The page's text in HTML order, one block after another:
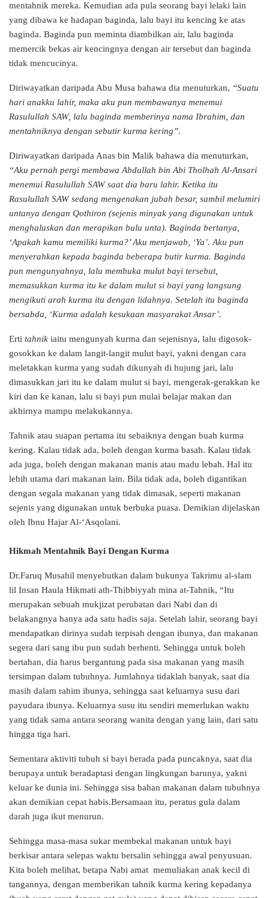
mentahnik mereka. Kemudian ada pula seorang bayi lelaki lain
yang dibawa ke hadapan baginda, lalu bayi itu kencing ke atas
baginda. Baginda pun meminta diambilkan air, lalu baginda
memercik bekas air kencingnya dengan air tersebut dan baginda
tidak mencucinya.
Diriwayatkan daripada Abu Musa bahawa dia menuturkan, “Suatu
hari anakku lahir, maka aku pun membawanya menemui
Rasulullah SAW, lalu baginda memberinya nama Ibrahim, dan
mentahniknya dengan sebutir kurma kering”.
Diriwayatkan daripada Anas bin Malik bahawa dia menuturkan,
“Aku pernah pergi membawa Abdullah bin Abi Tholhah Al-Ansari
menemui Rasulullah SAW saat dia baru lahir. Ketika itu
Rasulullah SAW sedang mengenakan jubah besar, sambil melumiri
untanya dengan Qothiron (sejenis minyak yang digunakan untuk
menghaluskan dan merapikan bulu unta). Baginda bertanya,
‘Apakah kamu memiliki kurma?’ Aku menjawab, ‘Ya’. Aku pun
menyerahkan kepada baginda beberapa butir kurma. Baginda
pun mengunyahnya, lalu membuka mulut bayi tersebut,
memasukkan kurma itu ke dalam mulut si bayi yang langsung
mengikuti arah kurma itu dengan lidahnya. Setelah itu baginda
bersabda, ‘Kurma adalah kesukaan masyarakat Ansar’.
Erti tahnik iaitu mengunyah kurma dan sejenisnya, lalu digosok-
gosokkan ke dalam langit-langit mulut bayi, yakni dengan cara
meletakkan kurma yang sudah dikunyah di hujung jari, lalu
dimasukkan jari itu ke dalam mulut si bayi, mengerak-gerakkan ke
kiri dan ke kanan, lalu si bayi pun mulai belajar makan dan
akhirnya mampu melakukannya.
Tahnik atau suapan pertama itu sebaiknya dengan buah kurma
kering. Kalau tidak ada, boleh dengan kurma basah. Kalau tidak
ada juga, boleh dengan makanan manis atau madu lebah. Hal itu
lebih utama dari makanan lain. Bila tidak ada, boleh digantikan
dengan segala makanan yang tidak dimasak, seperti makanan
sejenis yang digunakan untuk berbuka puasa. Demikian dijelaskan
oleh Ibnu Hajar Al-‘Asqolani.
Hikmah Mentahnik Bayi Dengan Kurma
Dr.Faruq Musahil menyebutkan dalam bukunya Takrimu al-slam
lil Insan Haula Hikmati ath-Thibbiyyah mina at-Tahnik, “Itu
merupakan sebuah mukjizat perubatan dari Nabi dan di
belakangnya hanya ada satu hadis saja. Setelah lahir, seorang bayi
mendapatkan dirinya sudah terpisah dengan ibunya, dan makanan
segera dari sang ibu pun sudah berhenti. Sehingga untuk boleh
bertahan, dia harus bergantung pada sisa makanan yang masih
tersimpan dalam tubuhnya. Jumlahnya tidaklah banyak, saat dia
masih dalam rahim ibunya, sehingga saat keluarnya susu dari
payudara ibunya. Keluarnya susu itu sendiri memerlukan waktu
yang tidak sama antara seorang wanita dengan yang lain, dari satu
hingga tiga hari.
Sementara aktiviti tubuh si bayi berada pada puncaknya, saat dia
berupaya untuk beradaptasi dengan lingkungan barunya, yakni
keluar ke dunia ini. Sehingga sisa bahan makanan dalam tubuhnya
akan demikian cepat habis.Bersamaan itu, peratus gula dalam
darah juga ikut menurun.
Sehingga masa-masa sukar membekal makanan untuk bayi
berkisar antara selepas waktu bersalin sehingga awal penyusuan.
Kita boleh melihat, betapa Nabi amat memuliakan anak kecil di
tangannya, dengan memberikan tahnik kurma kering kepadanya